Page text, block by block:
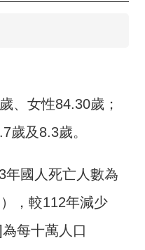
、女性84.30歲；
歲及8.3歲。
年國人死亡人數為
，較112年減少
每十萬人口